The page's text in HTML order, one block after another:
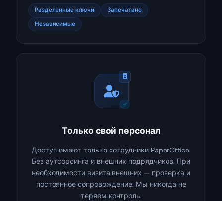
Разделенные ключи
Запечатано
Независимые
Только свой персонал
Доступ имеют только сотрудники PaperOffice.
Без аутсорсинга и внешних подрядчиков. При
необходимости визита внешних — проверка и
постоянное сопровождение. Мы никогда не
теряем контроль.